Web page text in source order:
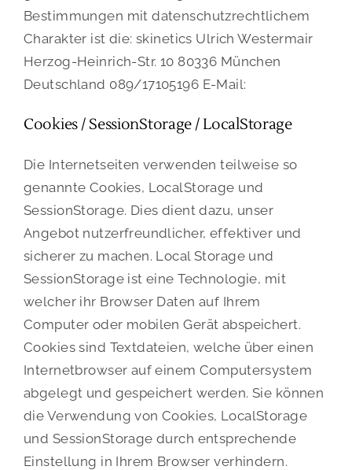
Bestimmungen mit datenschutzrechtlichem
Charakter ist die: skinetics Ulrich Westermair
Herzog-Heinrich-Str. 10 80336 München
Deutschland 089/17105196 E-Mail:
Cookies / SessionStorage / LocalStorage
Die Internetseiten verwenden teilweise so
genannte Cookies, LocalStorage und
SessionStorage. Dies dient dazu, unser
Angebot nutzerfreundlicher, effektiver und
sicherer zu machen. Local Storage und
SessionStorage ist eine Technologie, mit
welcher ihr Browser Daten auf Ihrem
Computer oder mobilen Gerät abspeichert.
Cookies sind Textdateien, welche über einen
Internetbrowser auf einem Computersystem
abgelegt und gespeichert werden. Sie können
die Verwendung von Cookies, LocalStorage
und SessionStorage durch entsprechende
Einstellung in Ihrem Browser verhindern.